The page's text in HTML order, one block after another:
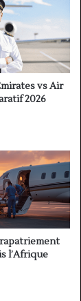
vs Air
2026
l’Afrique